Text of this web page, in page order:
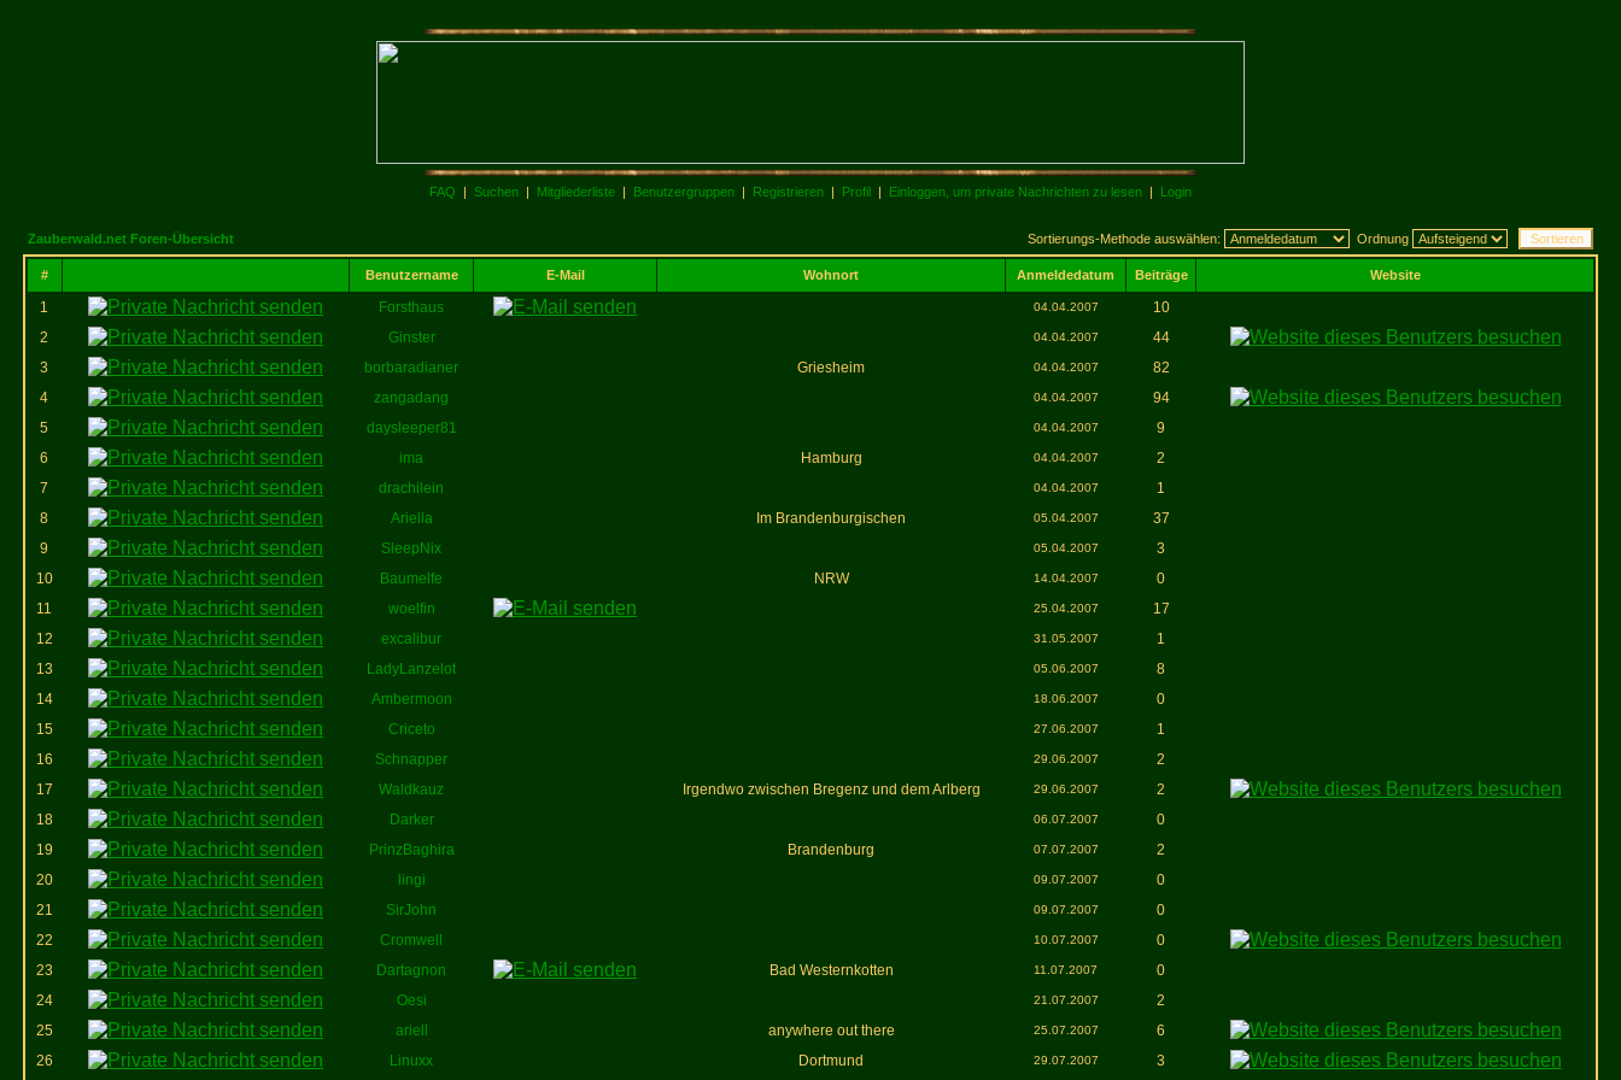
FAQ | Suchen | Mitgliederliste | Benutzergruppen | Registrieren | Profil | Einloggen, um private Nachrichten zu lesen | Login
Zauberwald.net Foren-Übersicht Sortierungs-Methode auswählen: Ordnung
# Benutzername E-Mail Wohnort Anmeldedatum Beiträge Website
1 Forsthaus 04.04.2007
10
2
Ginster 04.04.2007
44
3
borbaradianer Griesheim 04.04.2007
82
4
zangadang 04.04.2007
94
5
daysleeper81 04.04.2007
9
6
ima Hamburg 04.04.2007
2
7
drachilein 04.04.2007
1
8
Ariella Im Brandenburgischen 05.04.2007
37
9
SleepNix 05.04.2007
3
10
Baumelfe NRW 14.04.2007
0
11
woelfin 25.04.2007
17
12
excalibur 31.05.2007
1
13
LadyLanzelot 05.06.2007
8
14
Ambermoon 18.06.2007
0
15
Criceto 27.06.2007
1
16
Schnapper 29.06.2007
2
17
Waldkauz Irgendwo zwischen Bregenz und dem Arlberg 29.06.2007
2
18
Darker 06.07.2007
0
19
PrinzBaghira Brandenburg 07.07.2007
2
20
lingi 09.07.2007
0
21
SirJohn 09.07.2007
0
22
Cromwell 10.07.2007
0
23
Dartagnon Bad Westernkotten 11.07.2007
0
24
Oesi 21.07.2007
2
25
ariell anywhere out there 25.07.2007
6
26
Linuxx Dortmund 29.07.2007 3